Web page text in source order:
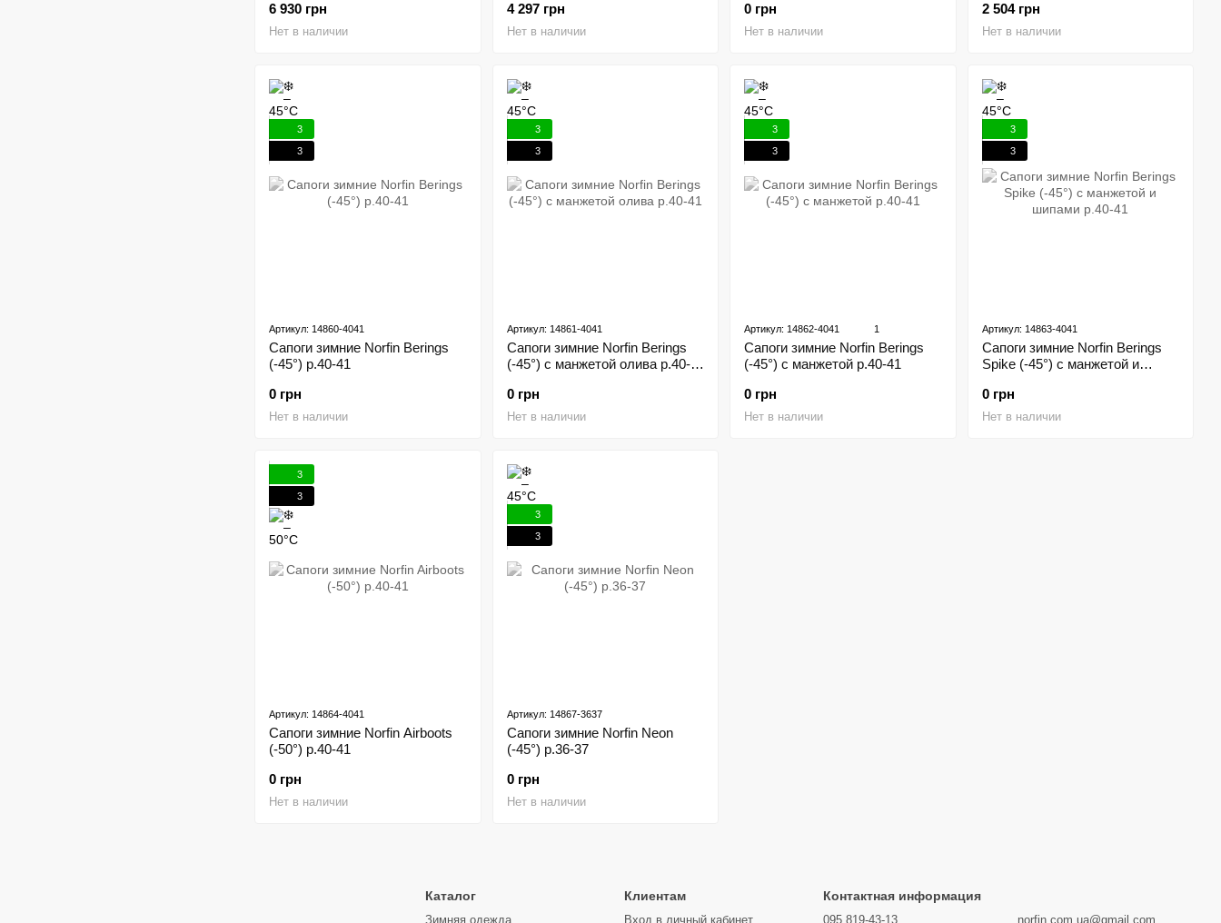
6 930 грн
Нет в наличии
4 297 грн
Нет в наличии
0 грн
Нет в наличии
2 504 грн
Нет в наличии
3
3
Артикул: 14860-4041
Сапоги зимние Norfin Berings
(-45°) р.40-41
0 грн
Нет в наличии
3
3
Артикул: 14861-4041
Сапоги зимние Norfin Berings
(-45°) с манжетой олива р.40-
0 грн
Нет в наличии
3
3
Артикул: 14862-4041 1
Сапоги зимние Norfin Berings
(-45°) с манжетой р.40-41
0 грн
Нет в наличии
3
3
Артикул: 14863-4041
Сапоги зимние Norfin Berings
Spike (-45°) с манжетой и
0 грн
Нет в наличии
3
3
Артикул: 14864-4041
Сапоги зимние Norfin Airboots
(-50°) р.40-41
0 грн
Нет в наличии
3
3
Артикул: 14867-3637
Сапоги зимние Norfin Neon
(-45°) р.36-37
0 грн
Нет в наличии
Каталог
Зимняя одежда
Клиентам
Вход в личный кабинет
Контактная информация
095 819-43-13 norfin.com.ua@gmail.com